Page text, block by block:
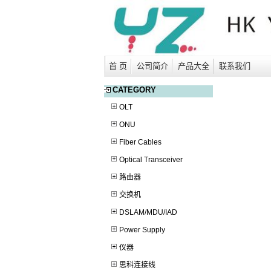
首 页 公司简介 产品大全 联系我们
CATEGORY
OLT
ONU
Fiber Cables
Optical Transceiver
路由器
交换机
DSLAM/MDU/IAD
Power Supply
仪器
思科连接线